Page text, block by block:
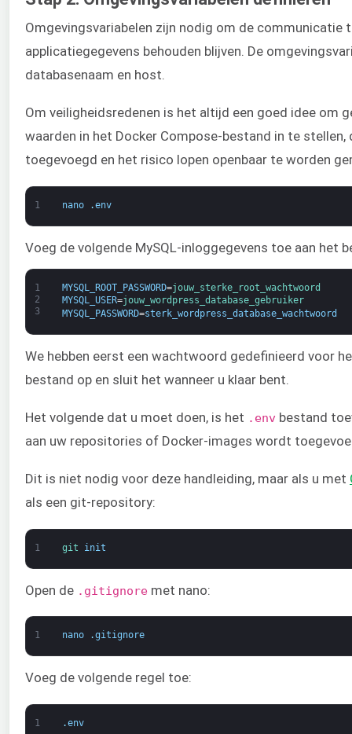
Omgevingsvariabelen zijn nodig om de communicatie
applicatiegegevens behouden blijven. De
databasenaam en host.
Om veiligheidsredenen is het altijd een goed idee om
waarden in het Docker Compose-bestand in te
toegevoegd en het risico lopen openbaar te worden
1 nano .env
Voeg de volgende MySQL-inloggegevens toe aan het
1
2
3
MYSQL_ROOT_PASSWORD=jouw_sterke_root_wachtwoord
MYSQL_USER=jouw_wordpress_database_gebruiker
MYSQL_PASSWORD=sterk_wordpress_database_wachtwoord
We hebben eerst een wachtwoord gedefinieerd voor
bestand op en sluit het wanneer u klaar bent.
Het volgende dat u moet doen, is het .env bestand
aan uw repositories of Docker-images wordt
Dit is niet nodig voor deze handleiding, maar als u met
als een git-repository:
1 git init
Open de .gitignore met nano:
1 nano .gitignore
Voeg de volgende regel toe:
1 .env